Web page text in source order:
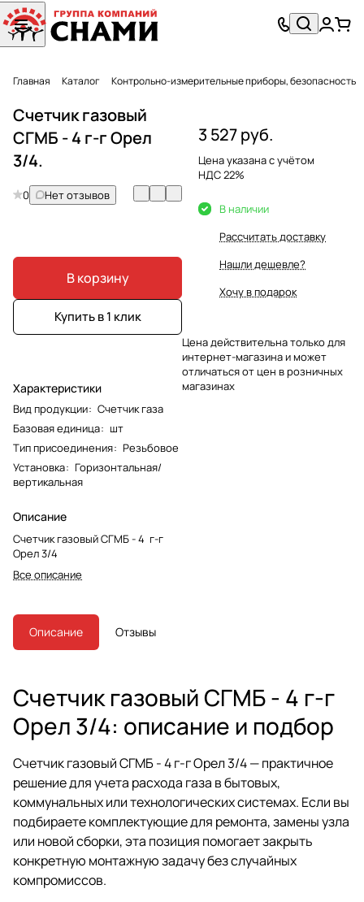
Главная Каталог Контрольно-измерительные приборы, безопасность
Счетчик газовый
СГМБ - 4 г-г Орел
3/4.
0 Нет отзывов
В корзину
Купить в 1 клик
Характеристики
Вид продукции: Счетчик газа
Базовая единица: шт
Тип присоединения: Резьбовое
Установка: Горизонтальная/
вертикальная
Описание
Счетчик газовый СГМБ - 4 г-г
Орел 3/4
Все описание
3 527 руб.
Цена указана с учётом
НДС 22%
В наличии
Рассчитать доставку
Нашли дешевле?
Хочу в подарок
Цена действительна только для
интернет-магазина и может
отличаться от цен в розничных
магазинах
Описание Отзывы
Счетчик газовый СГМБ - 4 г-г
Орел 3/4: описание и подбор
Счетчик газовый СГМБ - 4 г-г Орел 3/4 — практичное
решение для учета расхода газа в бытовых,
коммунальных или технологических системах. Если вы
подбираете комплектующие для ремонта, замены узла
или новой сборки, эта позиция помогает закрыть
конкретную монтажную задачу без случайных
компромиссов.